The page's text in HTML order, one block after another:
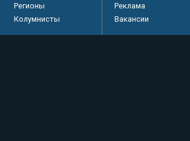
Регионы
Колумнисты
Реклама
Вакансии